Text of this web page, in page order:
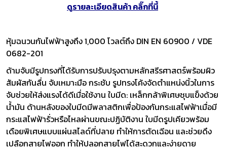
ดูรายละเอียดสินค้า คลิ๊กที่นี้
หุ้มฉนวนกันไฟฟ้าสูงถึง 1,000 โวลต์ถึง DIN EN 60900 / VDE
0682-201
ด้ามจับมีรูปทรงที่ได้รับการปรับปรุงตามหลักสรีรศาสตร์พร้อมผิว
สัมผัสกันลื่น จับเหมาะมือ กระชับ รูปทรงโค้งจัดตำแหน่งนิ้วในการ
จับช่วยให้ส่งแรงได้ดีเมื่อใช้งาน ใบมีด: เหล็กกล้าพิเศษชุบแข็งด้วย
น้ำมัน ด้านหลังของใบมีดมีพลาสติกเพื่อป้องกันกระแสไฟฟ้าเมื่อมี
กระแสไฟฟ้ารั่วหรือไหลผ่านขณะปฏิบัติงาน ใบมีดรูปเคียวพร้อม
เดือยพิเศษแบบแผ่นสไลด์ที่ปลาย ทำให้การตัดเฉีอน และช่วยดึง
เปลือกสายไฟออก ทำให้ปลอกสายไฟได้สะดวกและง่ายดาย